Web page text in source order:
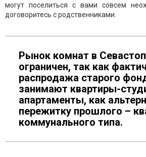
могут поселиться с вами совсем
договоритесь с родственниками.
Рынок комнат в
ограничен, так как
распродажа старого
занимают квартиры-
апартаменты, как
пережитку прошлого –
коммунального типа.